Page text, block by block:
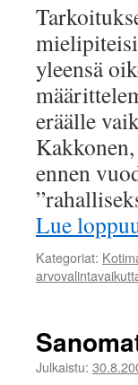
yleensä
eräälle
ennen
Lue
Kategoriat:
Julkaistu: